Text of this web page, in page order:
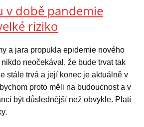
v době pandemie
riziko
a jara propukla epidemie nového
neočekával, že bude trvat tak
stále trvá a její konec je aktuálně v
proto měli na budoucnost a v
být důslednější než obvykle. Platí